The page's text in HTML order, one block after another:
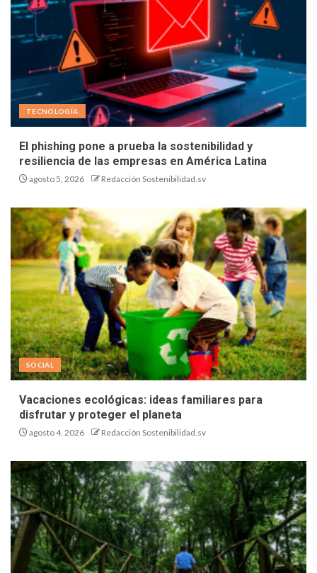
TECNOLOGÍA
El phishing pone a prueba la sostenibilidad y
resiliencia de las empresas en América Latina
agosto 5, 2026 Redacción Sostenibilidad.sv
SOCIAL
Vacaciones ecológicas: ideas familiares para
disfrutar y proteger el planeta
agosto 4, 2026 Redacción Sostenibilidad.sv